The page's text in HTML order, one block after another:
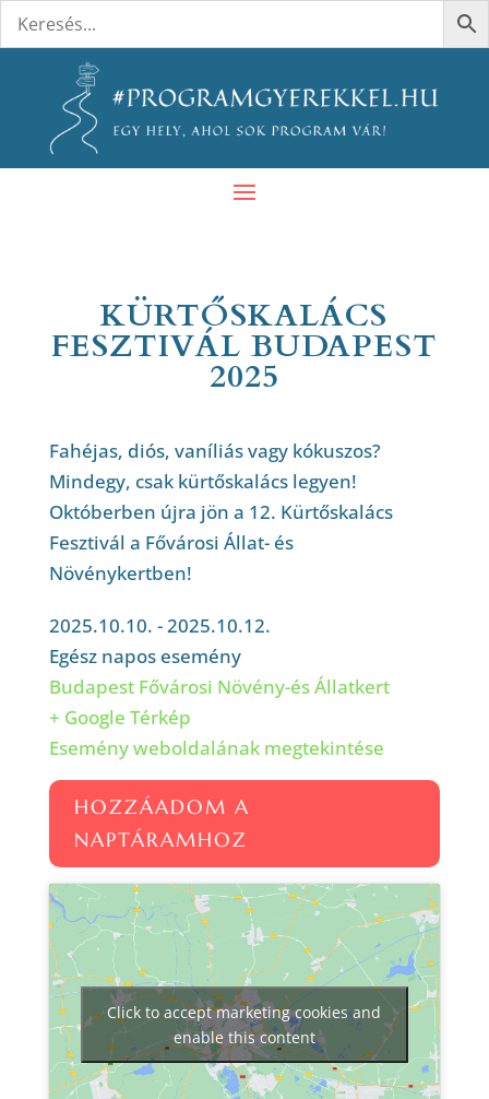
KÜRTŐSKALÁCS
FESZTIVÁL BUDAPEST
2025
Fahéjas, diós, vaníliás vagy kókuszos?
Mindegy, csak kürtőskalács legyen!
Októberben újra jön a 12. Kürtőskalács
Fesztivál a Fővárosi Állat- és
Növénykertben!
2025.10.10. - 2025.10.12.
Egész napos esemény
Budapest Fővárosi Növény-és Állatkert
+ Google Térkép
Esemény weboldalának megtekintése
HOZZÁADOM A
NAPTÁRAMHOZ
Click to accept marketing cookies and
enable this content